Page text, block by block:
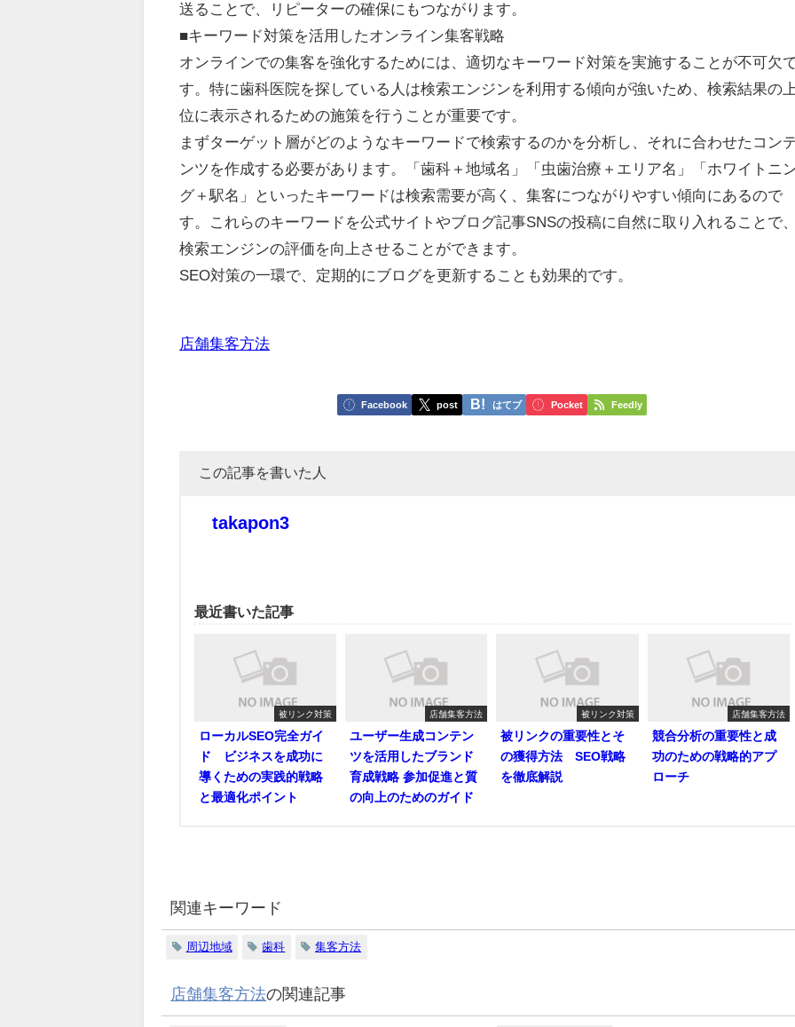
送ることで、リピーターの確保にもつながります。
■キーワード対策を活用したオンライン集客戦略
オンラインでの集客を強化するためには、適切なキーワード対策を実施することが不可欠
す。特に歯科医院を探している人は検索エンジンを利用する傾向が強いため、検索結果の
位に表示されるための施策を行うことが重要です。
まずターゲット層がどのようなキーワードで検索するのかを分析し、それに合わせたコン
ンツを作成する必要があります。「歯科＋地域名」「虫歯治療＋エリア名」「ホワイトニ
グ＋駅名」といったキーワードは検索需要が高く、集客につながりやすい傾向にあるので
す。これらのキーワードを公式サイトやブログ記事SNSの投稿に自然に取り入れることで
検索エンジンの評価を向上させることができます。
SEO対策の一環で、定期的にブログを更新することも効果的です。
店舗集客方法
Facebook post はてブ Pocket Feedly
この記事を書いた人
takapon3
最近書いた記事
被リンク対策
ローカルSEO完全ガイ
ド ビジネスを成功に
導くための実践的戦略
と最適化ポイント
店舗集客方法
ユーザー生成コンテン
ツを活用したブランド
育成戦略 参加促進と質
の向上のためのガイド
被リンク対策
被リンクの重要性とそ
の獲得方法 SEO戦略
を徹底解説
店舗集客方法
競合分析の重要性と成
功のための戦略的アプ
ローチ
関連キーワード
周辺地域 歯科 集客方法
店舗集客方法の関連記事